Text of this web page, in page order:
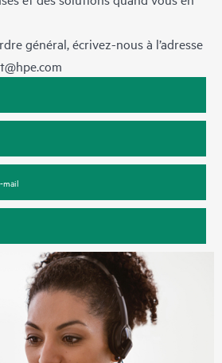
général, écrivez-nous à l’adresse
mail